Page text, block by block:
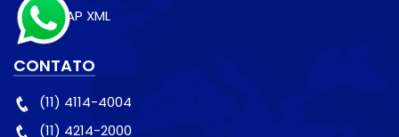
SITEMAP XML
CONTATO
(11) 4114-4004
(11) 4214-2000